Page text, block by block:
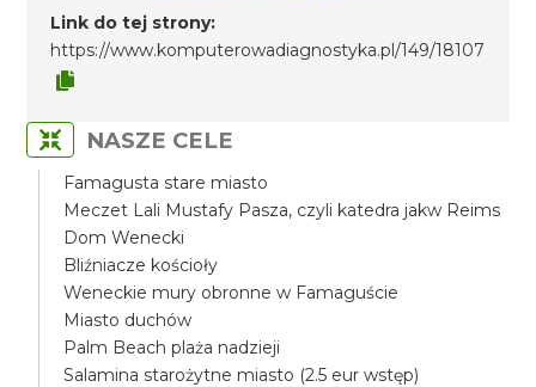
Link do tej strony:
https://www.komputerowadiagnostyka.pl/149/18107
NASZE CELE
Famagusta stare miasto
Meczet Lali Mustafy Pasza, czyli katedra jakw Reims
Dom Wenecki
Bliźniacze kościoły
Weneckie mury obronne w Famaguście
Miasto duchów
Palm Beach plaża nadzieji
Salamina starożytne miasto (2.5 eur wstęp)